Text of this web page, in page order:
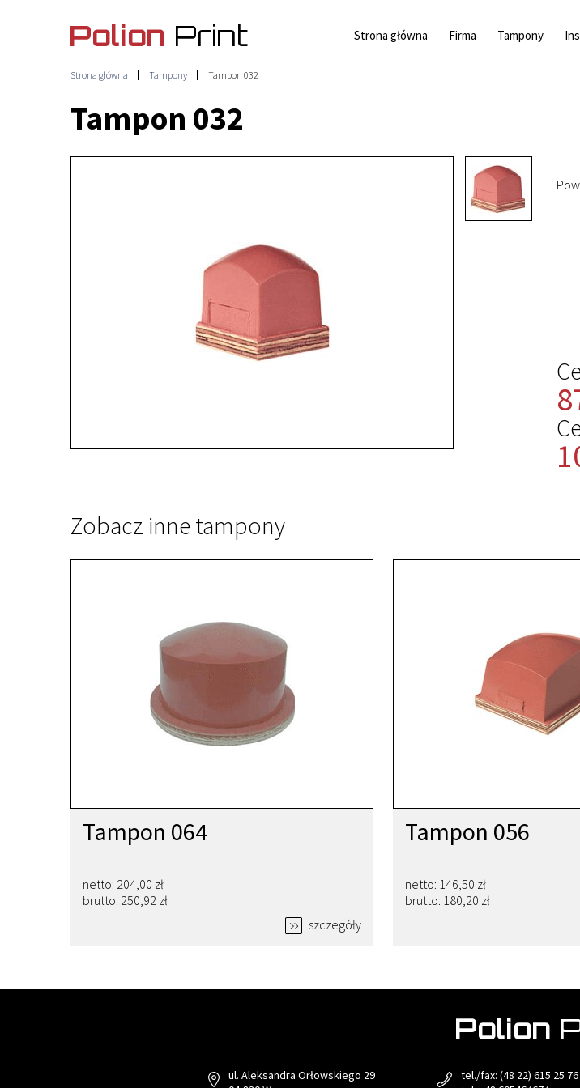
Strona główna Firma Tampony
Strona główna Tampony Tampon 032
Tampon 032
Zobacz inne tampony
Tampon 064
netto: 204,00 zł
brutto: 250,92 zł
szczegóły
Tampon 056
netto: 146,50 zł
brutto: 180,20 zł
ul. Aleksandra Orłowskiego 29
tel./fax: (48 22) 615 25 76